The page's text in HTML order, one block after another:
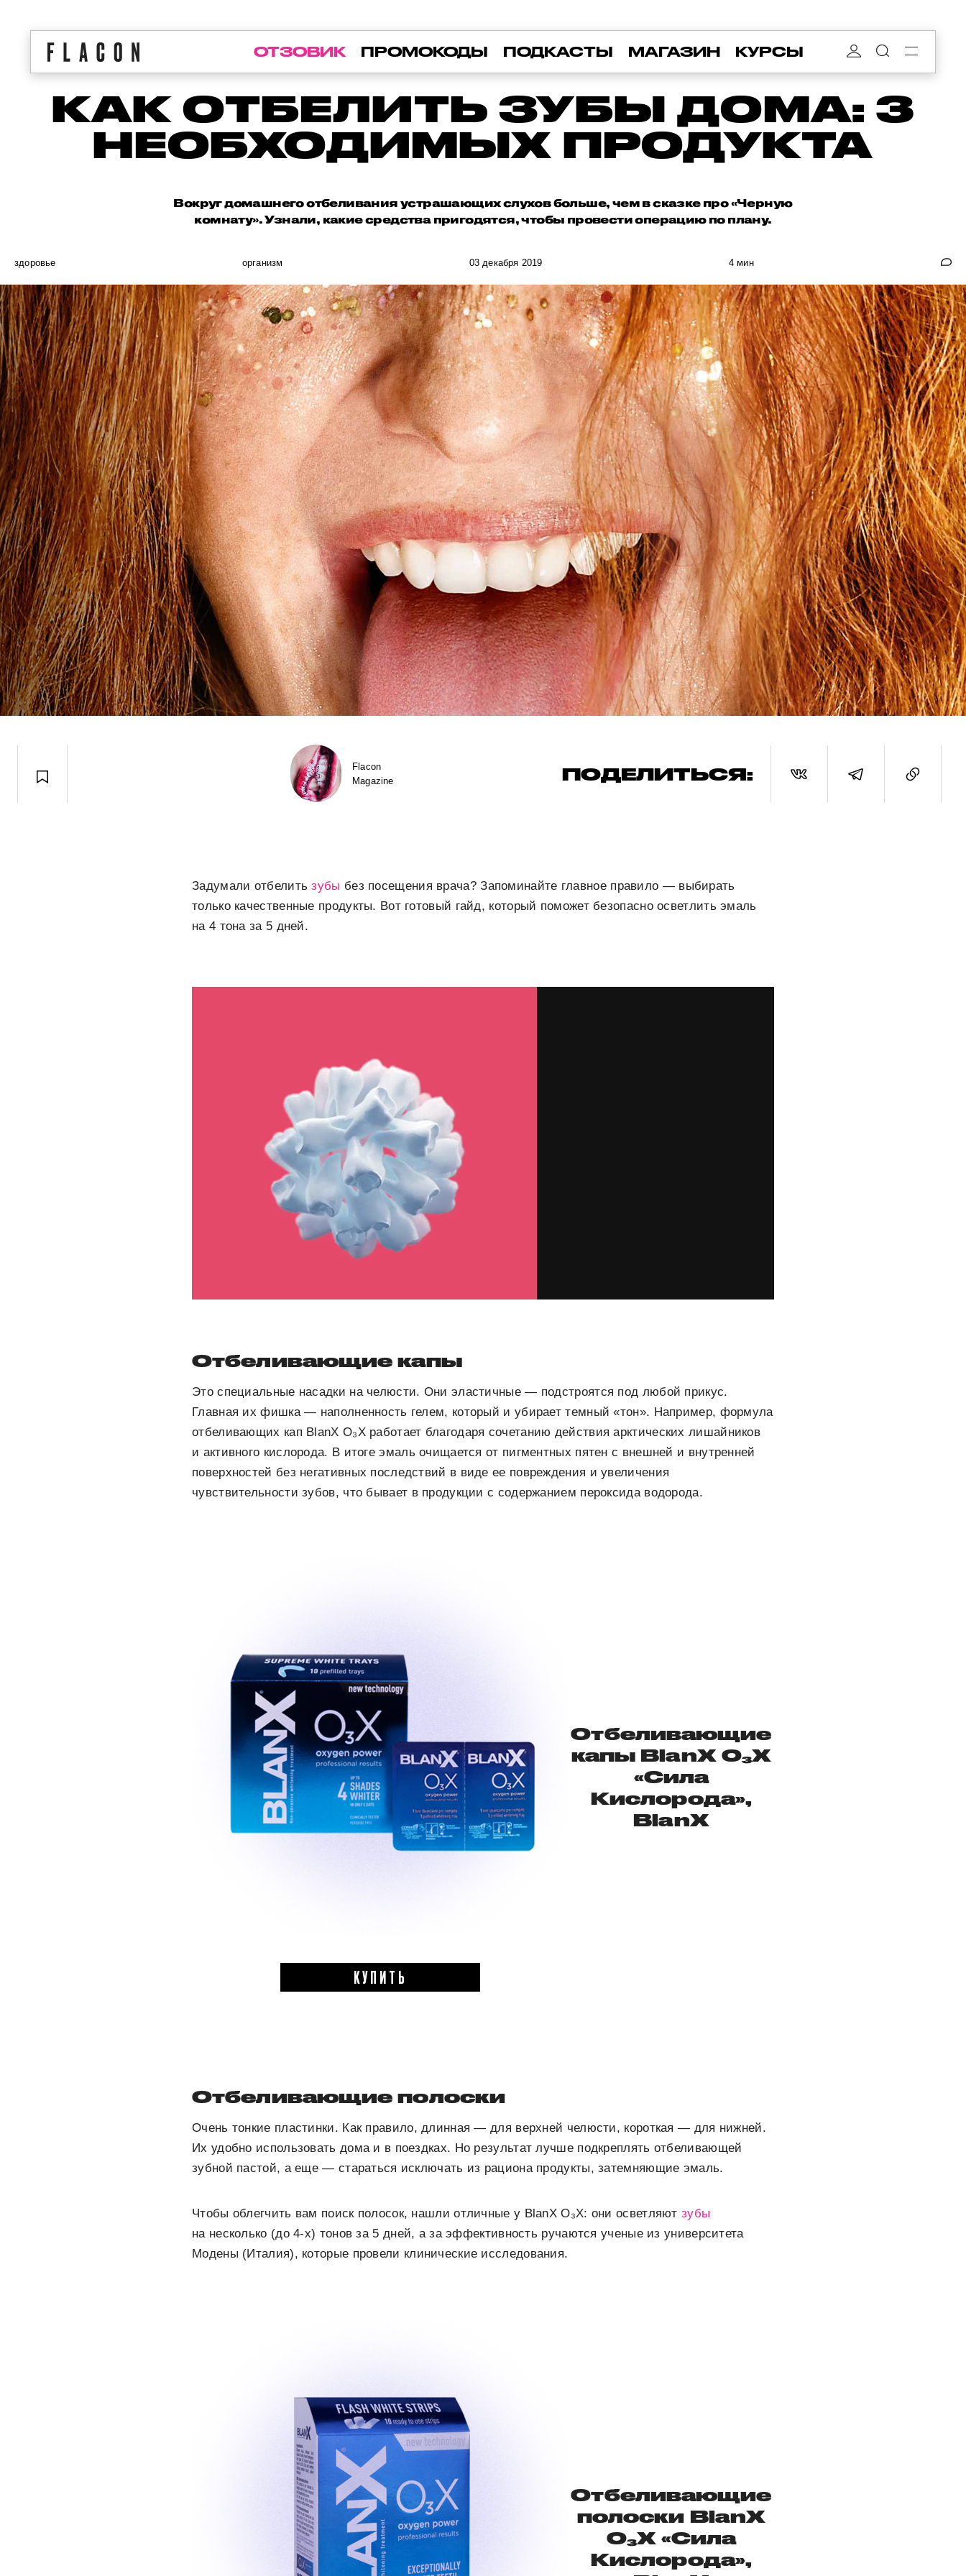
ОТЗОВИК ПРОМОКОДЫ ПОДКАСТЫ МАГАЗИН КУРСЫ
КАК ОТБЕЛИТЬ ЗУБЫ ДОМА: 3
НЕОБХОДИМЫХ ПРОДУКТА
Вокруг домашнего отбеливания устрашающих слухов больше, чем в сказке про «Черную
комнату». Узнали, какие средства пригодятся, чтобы провести операцию по плану.
здоровье организм 03 декабря 2019 4 мин
Flacon
Magazine
ПОДЕЛИТЬСЯ:
Задумали отбелитьзубы без посещения врача? Запоминайте главное правило — выбирать
только качественные продукты. Вот готовый гайд, который поможет безопасно осветлить эмаль
на 4 тона за 5 дней.
Отбеливающие капы
Это специальные насадки на челюсти. Они эластичные — подстроятся под любой прикус.
Главная их фишка — наполненность гелем, который и убирает темный «тон». Например, формула
отбеливающих кап BlanX O₃X работает благодаря сочетанию действия арктических лишайников
и активного кислорода. В итоге эмаль очищается от пигментных пятен с внешней и внутренней
поверхностей без негативных последствий в виде ее повреждения и увеличения
чувствительности зубов, что бывает в продукции с содержанием пероксида водорода.
КУПИТЬ
Отбеливающие
капы BlanX O₃X
«Сила
Кислорода»,
BlanX
Отбеливающие полоски
Очень тонкие пластинки. Как правило, длинная — для верхней челюсти, короткая — для нижней.
Их удобно использовать дома и в поездках. Но результат лучше подкреплять отбеливающей
зубной пастой, а еще — стараться исключать из рациона продукты, затемняющие эмаль.
Чтобы облегчить вам поиск полосок, нашли отличные у BlanX O₃X: они осветляютзубы
на несколько (до 4-х) тонов за 5 дней, а за эффективность ручаются ученые из университета
Модены (Италия), которые провели клинические исследования.
Отбеливающие
полоски BlanX
O₃X «Сила
Кислорода»,